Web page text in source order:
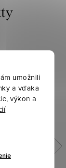
umožnili
a vďaka
výkon a